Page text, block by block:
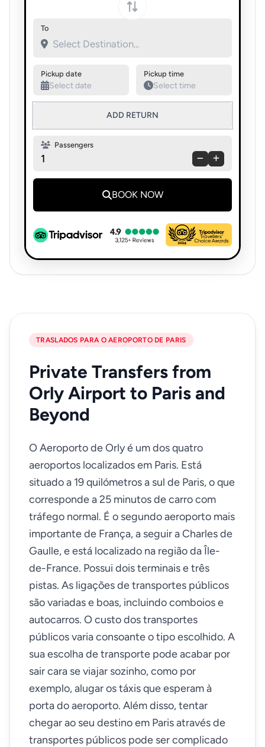
Swap pickup and destination
To
Pickup date Pickup time
ADD RETURN
Passengers
1
BOOK NOW
TRASLADOS PARA O AEROPORTO DE PARIS
Private Transfers from
Orly Airport to Paris and
Beyond
O Aeroporto de Orly é um dos quatro
aeroportos localizados em Paris. Está
situado a 19 quilómetros a sul de Paris, o que
corresponde a 25 minutos de carro com
tráfego normal. É o segundo aeroporto mais
importante de França, a seguir a Charles de
Gaulle, e está localizado na região da Île-
de-France. Possui dois terminais e três
pistas. As ligações de transportes públicos
são variadas e boas, incluindo comboios e
autocarros. O custo dos transportes
públicos varia consoante o tipo escolhido. A
sua escolha de transporte pode acabar por
sair cara se viajar sozinho, como por
exemplo, alugar os táxis que esperam à
porta do aeroporto. Além disso, tentar
chegar ao seu destino em Paris através de
transportes públicos pode ser complicado